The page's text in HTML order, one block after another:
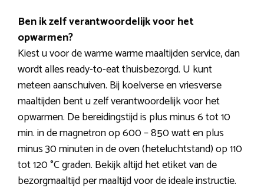
Ben ik zelf verantwoordelijk voor het
opwarmen?
Kiest u voor de warme warme maaltijden service, dan
wordt alles ready-to-eat thuisbezorgd. U kunt
meteen aanschuiven. Bij koelverse en vriesverse
maaltijden bent u zelf verantwoordelijk voor het
opwarmen. De bereidingstijd is plus minus 6 tot 10
min. in de magnetron op 600 – 850 watt en plus
minus 30 minuten in de oven (heteluchtstand) op 110
tot 120 °C graden. Bekijk altijd het etiket van de
bezorgmaaltijd per maaltijd voor de ideale instructie.